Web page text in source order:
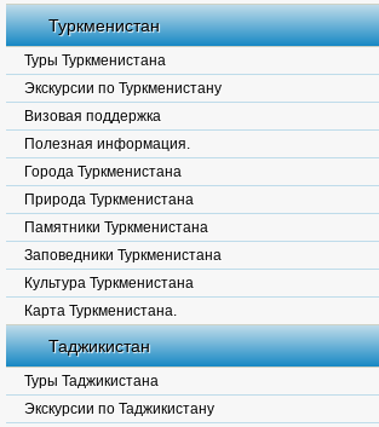
Туркменистан
Туры Туркменистана
Экскурсии по Туркменистану
Визовая поддержка
Полезная информация.
Города Туркменистана
Природа Туркменистана
Памятники Туркменистана
Заповедники Туркменистана
Культура Туркменистана
Карта Туркменистана.
Таджикистан
Туры Таджикистана
Экскурсии по Таджикистану